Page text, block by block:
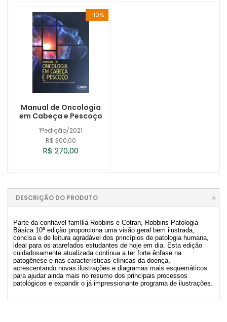
-10%
1ªedição/2021
Manual de Oncologia
em Cabeça e Pescoço
R$ 300,00
R$ 270,00
DESCRIÇÃO DO PRODUTO
Parte da confiável família Robbins e Cotran, Robbins Patologia
Básica 10ª edição proporciona uma visão geral bem ilustrada,
concisa e de leitura agradável dos princípios de patologia humana,
ideal para os atarefados estudantes de hoje em dia. Esta edição
cuidadosamente atualizada continua a ter forte ênfase na
patogênese e nas características clínicas da doença,
acrescentando novas ilustrações e diagramas mais esquemáticos
para ajudar ainda mais no resumo dos principais processos
patológicos e expandir o já impressionante programa de ilustrações.